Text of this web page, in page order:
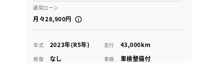
通常ローン
月々28,900円
年式 2023年(R5年) 走行 43,000km
修復 なし 車検 車検整備付